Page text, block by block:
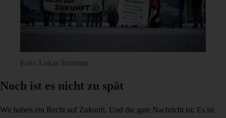
Foto: Lukas Stratman
Noch ist es nicht zu spät
Wir haben ein Recht auf Zukunft. Und die gute Nachricht ist: Es ist